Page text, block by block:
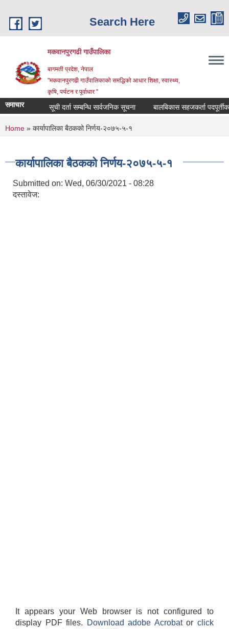
Search Here
मकवानपुरगढी गाउँपालिका
बागमती प्रदेश, नेपाल
"मकवानपुरगढी गाउँपालिकाको समद्धिको आधार शिक्षा, स्‍वास्‍थ्‍य,
कृषि, पर्यटन र पूर्वाधार "
समाचार सूची दर्ता सम्बन्धि सार्वजनिक सूचना बालबिकास सहजकर्ता पदपूर्तीका लागि
You are here
Home » कार्यापालिका बैठकको निर्णय-२०७५-५-१
कार्यापालिका बैठकको निर्णय-२०७५-५-१
Submitted on: Wed, 06/30/2021 - 08:28
दस्तावेज:
It appears your Web browser is not configured to
display PDF files.
Download adobe Acrobatorclick